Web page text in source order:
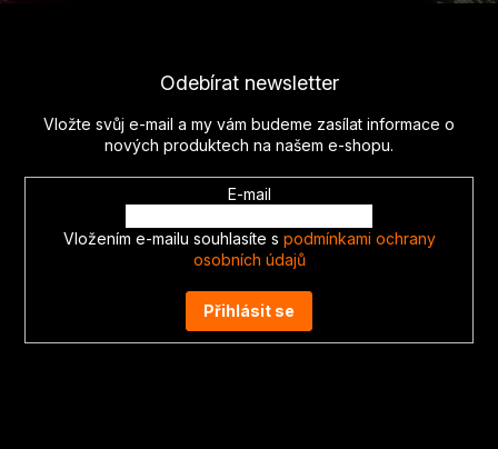
Odebírat newsletter
Vložte svůj e-mail a my vám budeme zasílat informace o
nových produktech na našem e-shopu.
E-mail
Vložením e-mailu souhlasíte s podmínkami ochrany
osobních údajů
Přihlásit se